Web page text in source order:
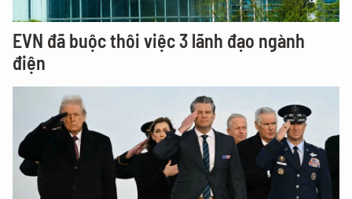
EVN đã buộc thôi việc 3 lãnh đạo ngành
điện